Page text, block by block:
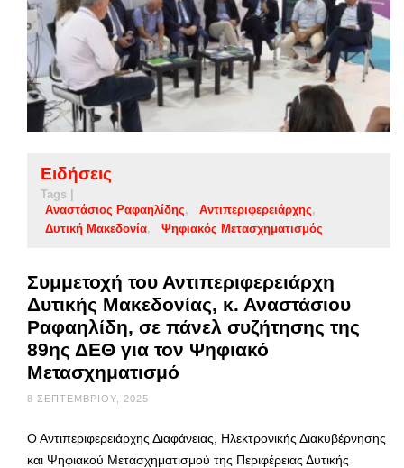
Ειδήσεις
Tags |
Αναστάσιος Ραφαηλίδης
Αντιπεριφερειάρχης
Δυτική Μακεδονία
Ψηφιακός Μετασχηματισμός
Συμμετοχή του Αντιπεριφερειάρχη
Δυτικής Μακεδονίας, κ. Αναστάσιου
Ραφαηλίδη, σε πάνελ συζήτησης της
89ης ΔΕΘ για τον Ψηφιακό
Μετασχηματισμό
8 ΣΕΠΤΕΜΒΡΊΟΥ, 2025
Ο Αντιπεριφερειάρχης Διαφάνειας, Ηλεκτρονικής Διακυβέρνησης
και Ψηφιακού Μετασχηματισμού της Περιφέρειας Δυτικής